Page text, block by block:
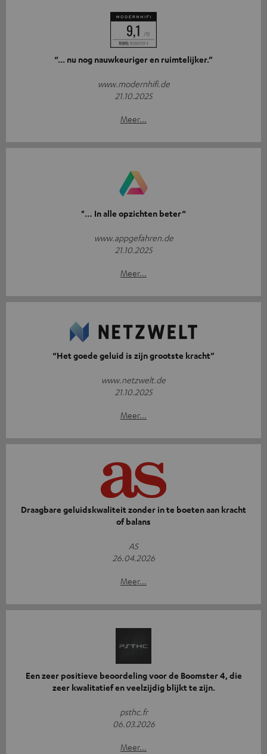
“... nu nog nauwkeuriger en ruimtelijker.”
www.modernhifi.de
21.10.2025
Meer...
"… In alle opzichten beter“
www.appgefahren.de
21.10.2025
Meer...
“Het goede geluid is zijn grootste kracht”
www.netzwelt.de
21.10.2025
Meer...
Draagbare geluidskwaliteit zonder in te boeten aan kracht
of balans
AS
26.04.2026
Meer...
Een zeer positieve beoordeling voor de Boomster 4, die
zeer kwalitatief en veelzijdig blijkt te zijn.
psthc.fr
06.03.2026
Meer...